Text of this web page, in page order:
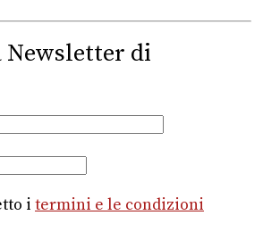
di
i termini e le condizioni